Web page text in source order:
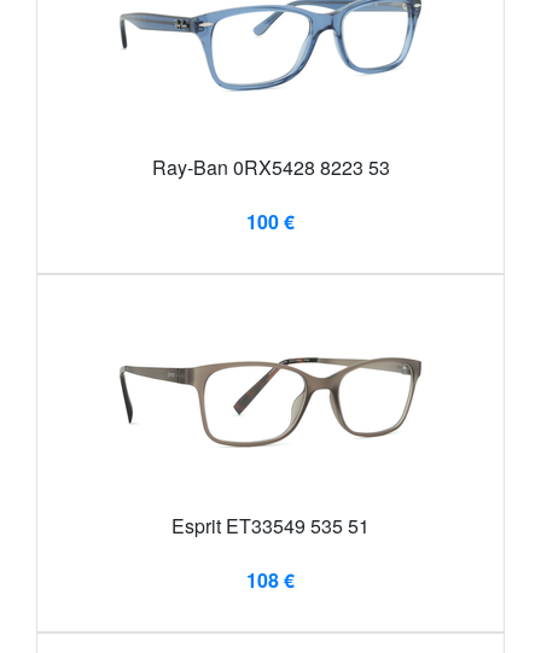
Ray-Ban 0RX5428 8223 53
100 €
Esprit ET33549 535 51
108 €